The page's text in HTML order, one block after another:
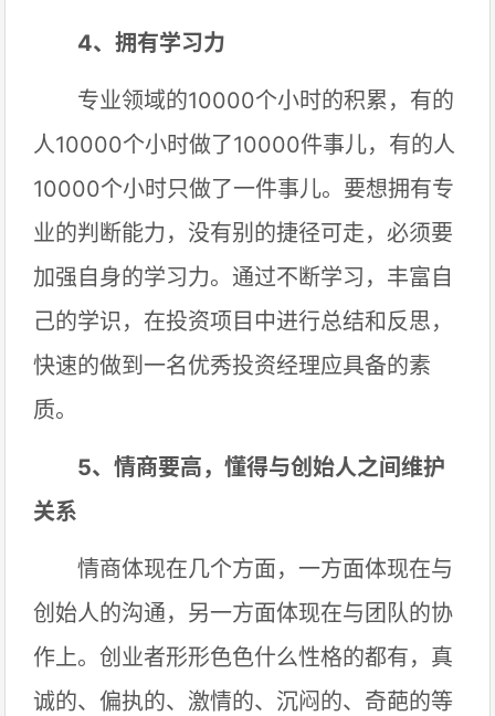
4、拥有学习力
专业领域的10000个小时的积累，有的
人10000个小时做了10000件事儿，有的人
10000个小时只做了一件事儿。要想拥有专
业的判断能力，没有别的捷径可走，必须要
加强自身的学习力。通过不断学习，丰富自
己的学识，在投资项目中进行总结和反思，
快速的做到一名优秀投资经理应具备的素
质。
5、情商要高，懂得与创始人之间维护
关系
情商体现在几个方面，一方面体现在与
创始人的沟通，另一方面体现在与团队的协
作上。创业者形形色色什么性格的都有，真
诚的、偏执的、激情的、沉闷的、奇葩的等